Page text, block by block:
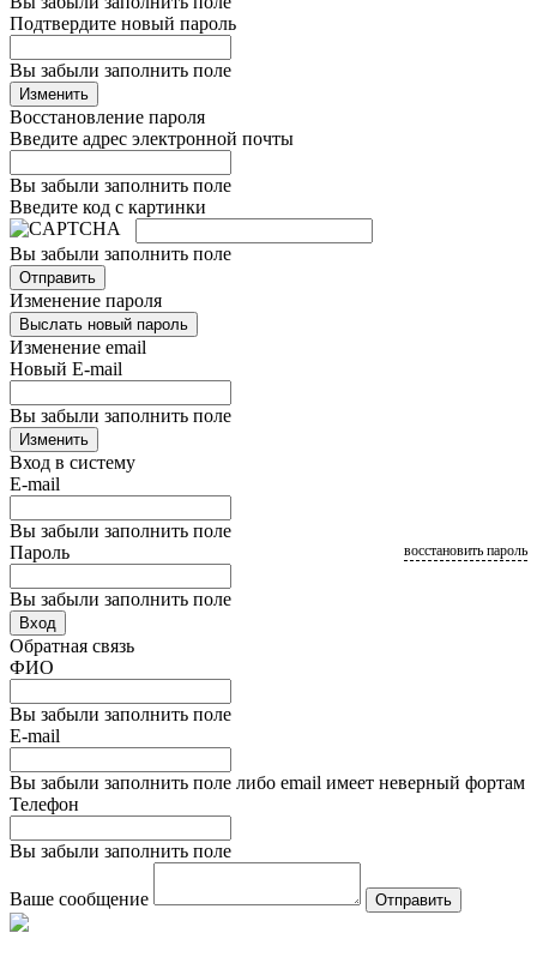
Подтвердите новый пароль
Вы забыли заполнить поле
Изменить
Восстановление пароля
Введите адрес электронной почты
Вы забыли заполнить поле
Введите код с картинки
Вы забыли заполнить поле
Отправить
Изменение пароля
Выслать новый пароль
Изменение email
Новый E-mail
Вы забыли заполнить поле
Изменить
Вход в систему
E-mail
Вы забыли заполнить поле
Пароль
Вы забыли заполнить поле
восстановить пароль
Вход
Обратная связь
ФИО
Вы забыли заполнить поле
E-mail
Вы забыли заполнить поле либо email имеет неверный фортам
Телефон
Вы забыли заполнить поле
Ваше сообщение Отправить